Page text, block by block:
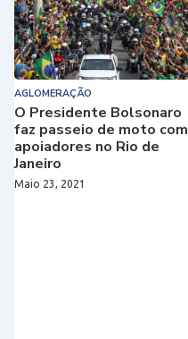
AGLOMERAÇÃO
O Presidente Bolsonaro
faz passeio de moto com
apoiadores no Rio de
Janeiro
Maio 23, 2021